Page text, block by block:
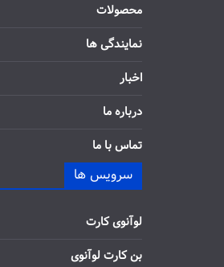
محصولات
نمایندگی ها
اخبار
درباره ما
تماس با ما
سرویس ها
لوآنوی کارت
بن کارت لوآنوی